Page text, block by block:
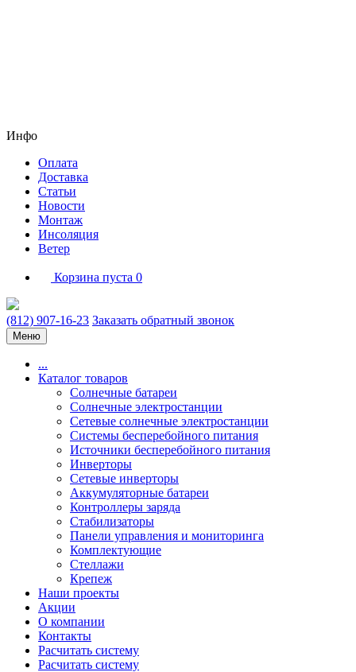
Инфо
Оплата
Доставка
Статьи
Новости
Монтаж
Инсоляция
Ветер
Корзина пуста 0
(812) 907-16-23 Заказать обратный звонок
Меню
...
Каталог товаров
Солнечные батареи
Солнечные электростанции
Сетевые солнечные электростанции
Системы бесперебойного питания
Источники бесперебойного питания
Инверторы
Сетевые инверторы
Аккумуляторные батареи
Контроллеры заряда
Стабилизаторы
Панели управления и мониторинга
Комплектующие
Стеллажи
Крепеж
Наши проекты
Акции
О компании
Контакты
Расчитать систему
Расчитать систему